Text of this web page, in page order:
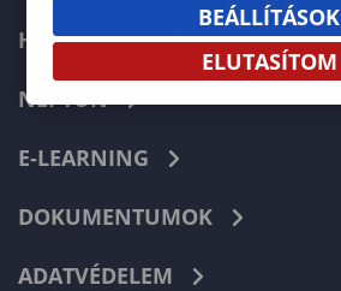
HIBABEJELENTÉS
NEPTUN
E-LEARNING
DOKUMENTUMOK
ADATVÉDELEM
BEÁLLÍTÁSOK
ELUTASÍTOM